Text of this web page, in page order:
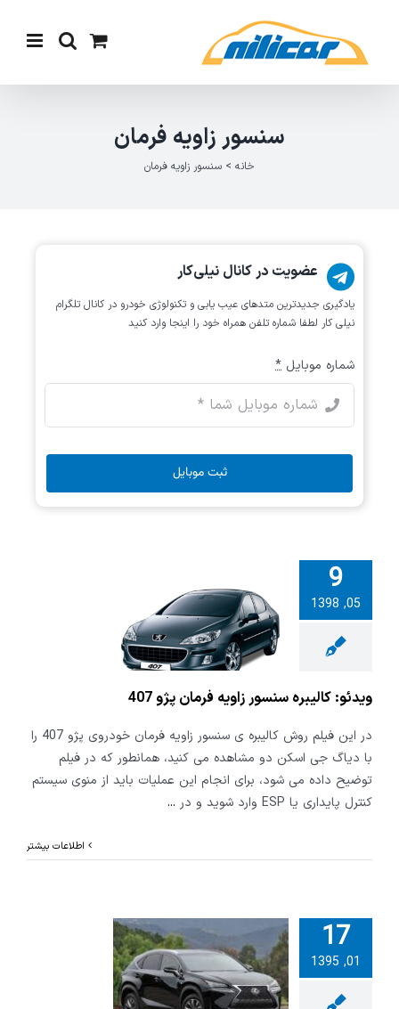
content
سنسور زاویه فرمان
خانه > سنسور زاویه فرمان
9
05, 1398
سنسور
پژو 407
ویدئو: کالیبره سنسور زاویه فرمان پژو 407
در این فیلم روش کالیبره ی سنسور زاویه فرمان خودروی پژو 407 را
با دیاگ جی اسکن دو مشاهده می کنید، همانطور که در فیلم
توضیح داده می شود، برای انجام این عملیات باید از منوی سیستم
کنترل پایداری یا ESP وارد شوید و در
...
اطلاعات بیشتر
17
01, 1395سنسور
خودروی
لکسوس NX۲۰۰ با
عضویت در کانال نیلی‌کار
یادگیری جدیدترین متد‌های عیب یابی‌ و تکنولوژی خودرو در کانال تلگرام
نیلی کار لطفا شماره تلفن همراه خود را اینجا وارد کنید
شماره موبایل *
ثبت موبایل